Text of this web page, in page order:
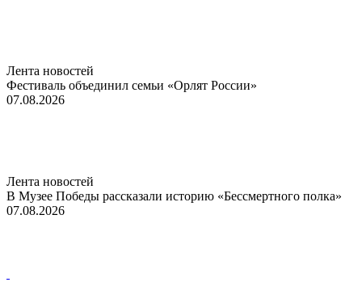
Лента новостей
Фестиваль объединил семьи «Орлят России»
07.08.2026
Лента новостей
В Музее Победы рассказали историю «Бессмертного полка»
07.08.2026